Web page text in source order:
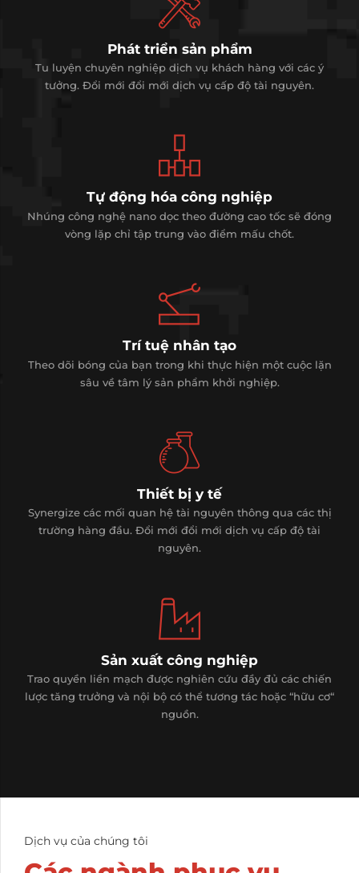
Phát triển sản phẩm
Tu luyện chuyên nghiệp dịch vụ khách hàng với các ý
tưởng. Đổi mới đổi mới dịch vụ cấp độ tài nguyên.
Tự động hóa công nghiệp
Nhúng công nghệ nano dọc theo đường cao tốc sẽ đóng
vòng lặp chỉ tập trung vào điểm mấu chốt.
Trí tuệ nhân tạo
Theo dõi bóng của bạn trong khi thực hiện một cuộc lặn
sâu về tâm lý sản phẩm khởi nghiệp.
Thiết bị y tế
Synergize các mối quan hệ tài nguyên thông qua các thị
trường hàng đầu. Đổi mới đổi mới dịch vụ cấp độ tài
nguyên.
Sản xuất công nghiệp
Trao quyền liền mạch được nghiên cứu đầy đủ các chiến
lược tăng trưởng và nội bộ có thể tương tác hoặc “hữu cơ“
nguồn.
Dịch vụ của chúng tôi